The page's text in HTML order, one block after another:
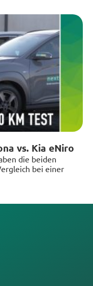
vs. Kia eNiro
die beiden
bei einer